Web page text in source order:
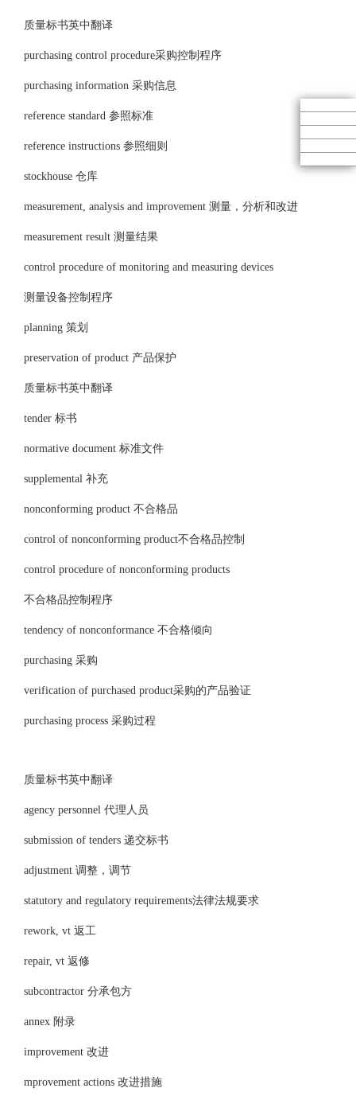
质量标书英中翻译
purchasing control procedure采购控制程序
purchasing information 采购信息
reference standard 参照标准
reference instructions 参照细则
stockhouse 仓库
measurement, analysis and improvement 测量，分析和改进
measurement result 测量结果
control procedure of monitoring and measuring devices
测量设备控制程序
planning 策划
preservation of product 产品保护
质量标书英中翻译
tender 标书
normative document 标准文件
supplemental 补充
nonconforming product 不合格品
control of nonconforming product不合格品控制
control procedure of nonconforming products
不合格品控制程序
tendency of nonconformance 不合格倾向
purchasing 采购
verification of purchased product采购的产品验证
purchasing process 采购过程
质量标书英中翻译
agency personnel 代理人员
submission of tenders 递交标书
adjustment 调整，调节
statutory and regulatory requirements法律法规要求
rework, vt 返工
repair, vt 返修
subcontractor 分承包方
annex 附录
improvement 改进
mprovement actions 改进措施